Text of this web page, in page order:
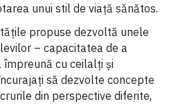
unui stil de viață sănătos.
propuse dezvoltă unele
– capacitatea de a
împreună cu ceilalți și
să dezvolte concepte
din perspective diferite,